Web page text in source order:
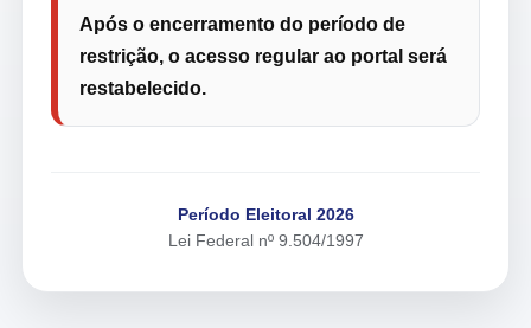
Após o encerramento do período de
restrição, o acesso regular ao portal será
restabelecido.
Período Eleitoral 2026
Lei Federal nº 9.504/1997